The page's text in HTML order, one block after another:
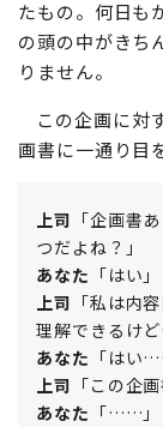
たもの。何日も
の頭の中がきち
りません。
この企画に対
画書に一通り目
上司 「企画書
つだよね？」
あなた 「はい」
上司 「私は内
理解できるけ
あなた 「はい
上司 「この企
あなた 「……」